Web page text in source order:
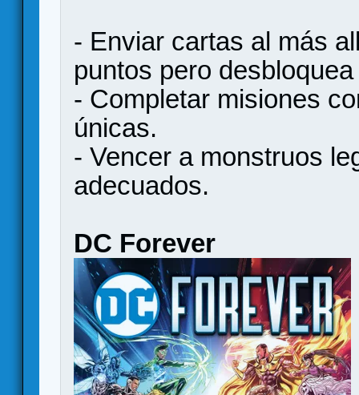
- Enviar cartas al más
puntos pero
- Completar misiones
únicas.
- Vencer a monstruos
adecuados.
DC Forever